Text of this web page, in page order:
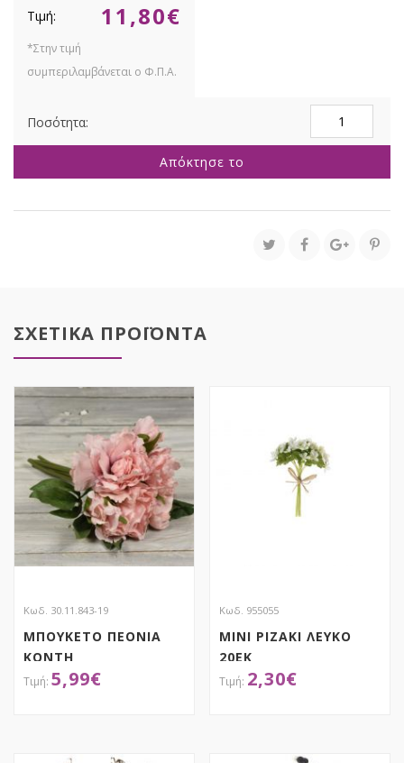
11,80€
ΟΡΤΑΝΣΙΑ
Φ30ΕΚ
Απόκτησε το
ΣΧΕΤΙΚΑ ΠΡΟΪΟΝΤΑ
Κωδ. 30.11.843-19
ΜΠΟΥΚΕΤΟ ΠΕΟΝΙΑ
ΚΟΝΤΗ
5,99€
Κωδ. 955055
ΜΙΝΙ ΡΙΖΑΚΙ ΛΕΥΚΟ
20ΕΚ
2,30€